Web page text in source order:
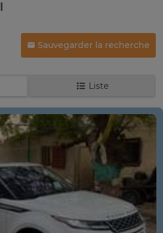
Sauvegarder la recherche
Liste